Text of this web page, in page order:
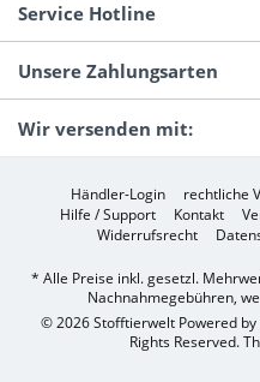
Service Hotline
Unsere Zahlungsarten
Wir versenden mit:
Händler-Login rechtliche
Hilfe / Support
Kontakt
Widerrufsrecht
* Alle Preise inkl. gesetzl.
Nachnahmegebühren,
© 2026 Stofftierwelt Powered by
Rights Reserved.